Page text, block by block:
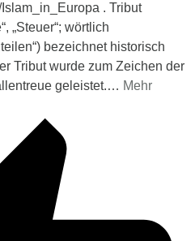
. Tribut
„Steuer“; wörtlich
bezeichnet historisch
Tribut wurde zum Zeichen der
geleistet.… Mehr